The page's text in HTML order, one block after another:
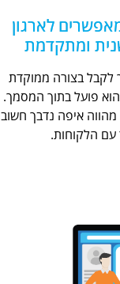
לארגון
ומתקדמת
לקבל בצורה ממוקדת
הוא פועל בתוך המסמך.
איפה נדבך חשוב
עם הלקוחות.